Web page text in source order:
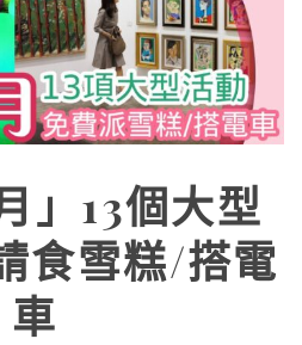
」13個大型
食雪糕/搭電
車